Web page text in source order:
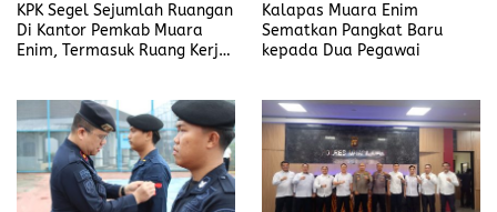
KPK Segel Sejumlah Ruangan
Di Kantor Pemkab Muara
Enim, Termasuk Ruang Kerja
Kalapas Muara Enim
Sematkan Pangkat Baru
kepada Dua Pegawai